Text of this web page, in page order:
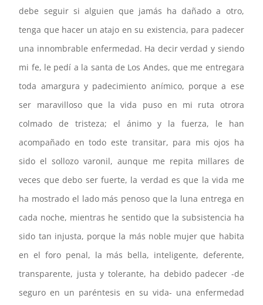
debe seguir si alguien que jamás ha dañado a otro,
tenga que hacer un atajo en su existencia, para padecer
una innombrable enfermedad. Ha decir verdad y siendo
mi fe, le pedí a la santa de Los Andes, que me entregara
toda amargura y padecimiento anímico, porque a ese
ser maravilloso que la vida puso en mi ruta otrora
colmado de tristeza; el ánimo y la fuerza, le han
acompañado en todo este transitar, para mis ojos ha
sido el sollozo varonil, aunque me repita millares de
veces que debo ser fuerte, la verdad es que la vida me
ha mostrado el lado más penoso que la luna entrega en
cada noche, mientras he sentido que la subsistencia ha
sido tan injusta, porque la más noble mujer que habita
en el foro penal, la más bella, inteligente, deferente,
transparente, justa y tolerante, ha debido padecer -de
seguro en un paréntesis en su vida- una enfermedad